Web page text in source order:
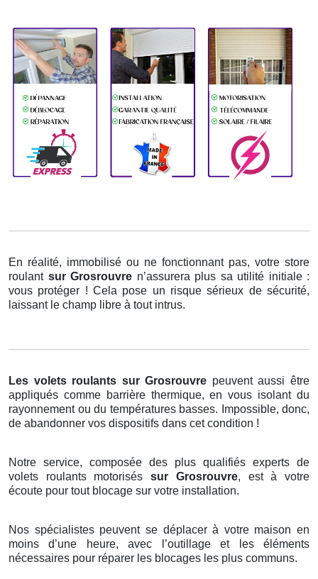
En réalité, immobilisé ou ne fonctionnant pas, votre store
roulant sur Grosrouvre n’assurera plus sa utilité initiale :
vous protéger ! Cela pose un risque sérieux de sécurité,
laissant le champ libre à tout intrus.
Les volets roulants sur Grosrouvre peuvent aussi être
appliqués comme barrière thermique, en vous isolant du
rayonnement ou du températures basses. Impossible, donc,
de abandonner vos dispositifs dans cet condition !
Notre service, composée des plus qualifiés experts de
volets roulants motoriséssur Grosrouvre, est à votre
écoute pour tout blocage sur votre installation.
Nos spécialistes peuvent se déplacer à votre maison en
moins d’une heure, avec l’outillage et les éléments
nécessaires pour réparer les blocages les plus communs.